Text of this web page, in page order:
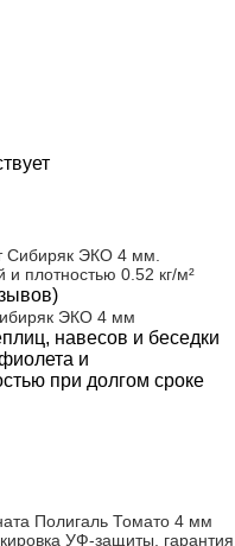
ЭКО 4 мм
навесов и беседки
и
при долгом сроке